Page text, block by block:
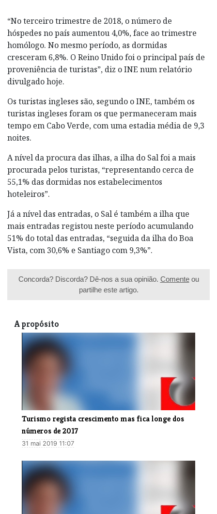
“No terceiro trimestre de 2018, o número de
hóspedes no país aumentou 4,0%, face ao trimestre
homólogo. No mesmo período, as dormidas
cresceram 6,8%. O Reino Unido foi o principal país de
proveniência de turistas”, diz o INE num relatório
divulgado hoje.
Os turistas ingleses são, segundo o INE, também os
turistas ingleses foram os que permaneceram mais
tempo em Cabo Verde, com uma estadia média de 9,3
noites.
A nível da procura das ilhas, a ilha do Sal foi a mais
procurada pelos turistas, “representando cerca de
55,1% das dormidas nos estabelecimentos
hoteleiros”.
Já a nível das entradas, o Sal é também a ilha que
mais entradas registou neste período acumulando
51% do total das entradas, “seguida da ilha do Boa
Vista, com 30,6% e Santiago com 9,3%”.
Concorda? Discorda? Dê-nos a sua opinião. Comenteou
partilhe este artigo.
A propósito
Turismo regista crescimento mas fica longe dos
números de 2017
31 mai 2019 11:07